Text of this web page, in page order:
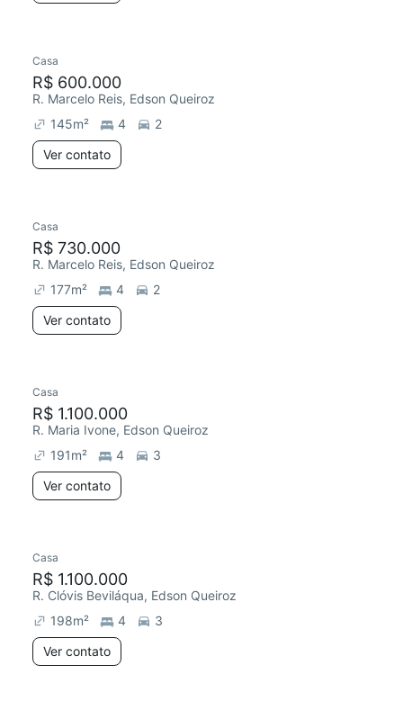
Casa
R$ 600.000
R. Marcelo Reis, Edson Queiroz
145m² 4
2
Ver contato
Casa
R$ 730.000
R. Marcelo Reis, Edson Queiroz
177m² 4
2
Ver contato
Casa
R$ 1.100.000
R. Maria Ivone, Edson Queiroz
191m² 4
3
Ver contato
Casa
R$ 1.100.000
R. Clóvis Beviláqua, Edson Queiroz
198m² 4
3
Ver contato